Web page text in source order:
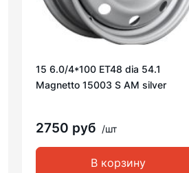
15 6.0/4*100 ET48 dia 54.1
Magnetto 15003 S AM silver
2750 руб /шт
В корзину